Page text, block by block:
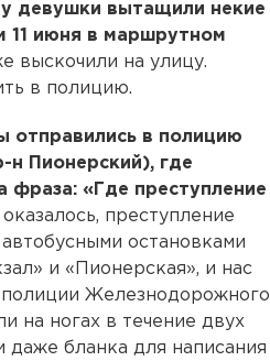
девушки вытащили некие
июня в маршрутном
выскочили на улицу.
в полицию.
отправились в полицию
н Пионерский), где
фраза: «Где преступление
оказалось, преступление
остановками
и «Пионерская», и нас
Железнодорожного
на ногах в течение двух
даже бланка для написания